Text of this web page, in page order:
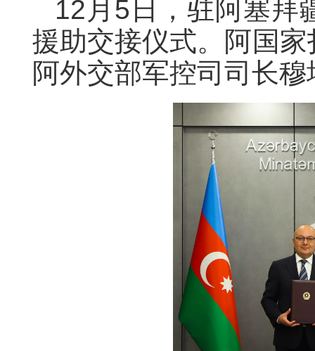
12月5日，驻阿塞拜
援助交接仪式。阿国
阿外交部军控司司长